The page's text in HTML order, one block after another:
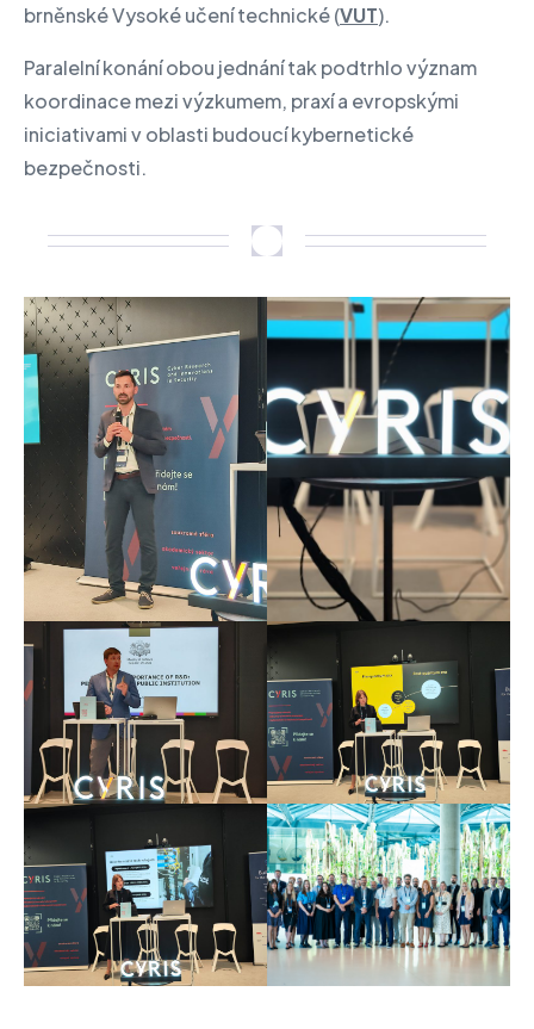
brněnské Vysoké učení technické (VUT).
Paralelní konání obou jednání tak podtrhlo význam
koordinace mezi výzkumem, praxí a evropskými
iniciativami v oblasti budoucí kybernetické
bezpečnosti.